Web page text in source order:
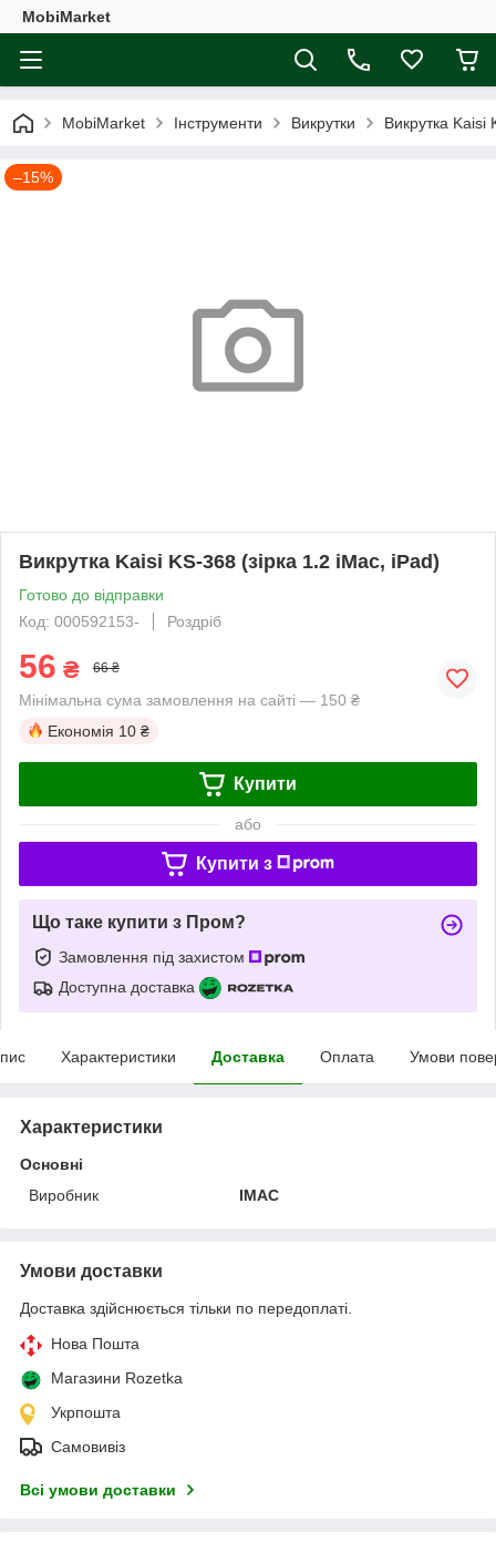
MobiMarket
MobiMarket Інструменти Викрутки Викрутка Kaisi
–15%
Викрутка Kaisi KS-368 (зірка 1.2 iMac, iPad)
Готово до відправки
Код: 000592153-
Роздріб
56 ₴ 66 ₴
Мінімальна сума замовлення на сайті — 150 ₴
Економія 10 ₴
Купити
або
Купити з
Що таке купити з Пром?
Замовлення під захистом
Доступна доставка
Характеристики Доставка Оплата Умови
Характеристики
Основні
Виробник
IMAC
Умови доставки
Доставка здійснюється тільки по передоплаті.
Нова Пошта
Магазини Rozetka
Укрпошта
Самовивіз
Всі умови доставки